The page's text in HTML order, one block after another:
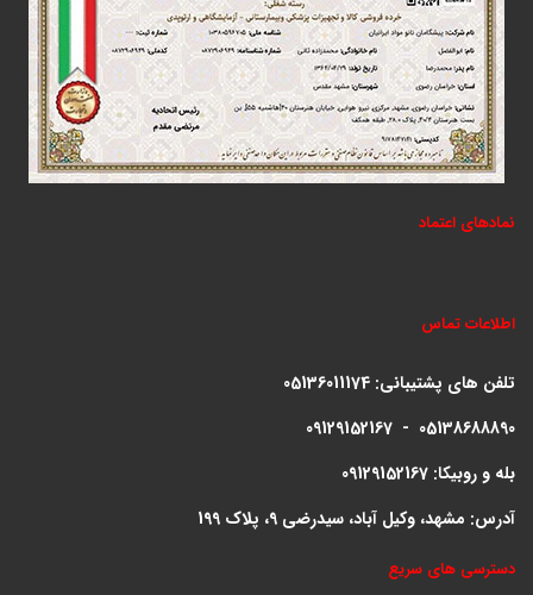
نمادهای اعتماد
اطلاعات تماس
تلفن های پشتیبانی: 05136011174
09129152167 - 05138688890
بله و روبیکا: 09129152167
آدرس: مشهد، وکیل آباد، سیدرضی 9، پلاک 199
دسترسی های سریع